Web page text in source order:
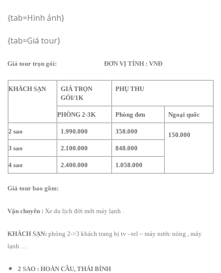
{tab=Hình ảnh}
{tab=Giá tour}
Giá tour trọn gói: ĐƠN VỊ TÍNH : VNĐ
KHÁCH SẠN
GIÁ TRỌN
GÓI/1K
PHỤ THU
PHÒNG 2-3K Phòng đơn Ngoại quốc
2 sao 1.990.000 358.000
150.000
3 sao
2.100.000 848.000
4 sao 2.400.000 1.058.000
Giá tour bao gồm:
Vận chuyển : Xe du lịch đời mới máy lạnh .
KHÁCH SẠN: phòng 2->3 khách trang bị tv –tel – máy nước nóng , máy
lạnh …
2 SAO : HOÀN CẦU, THÁI BÌNH